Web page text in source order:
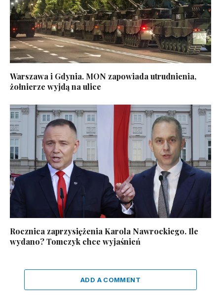
Warszawa i Gdynia. MON zapowiada utrudnienia,
żołnierze wyjdą na ulice
Rocznica zaprzysiężenia Karola Nawrockiego. Ile
wydano? Tomczyk chce wyjaśnień
ADD A COMMENT